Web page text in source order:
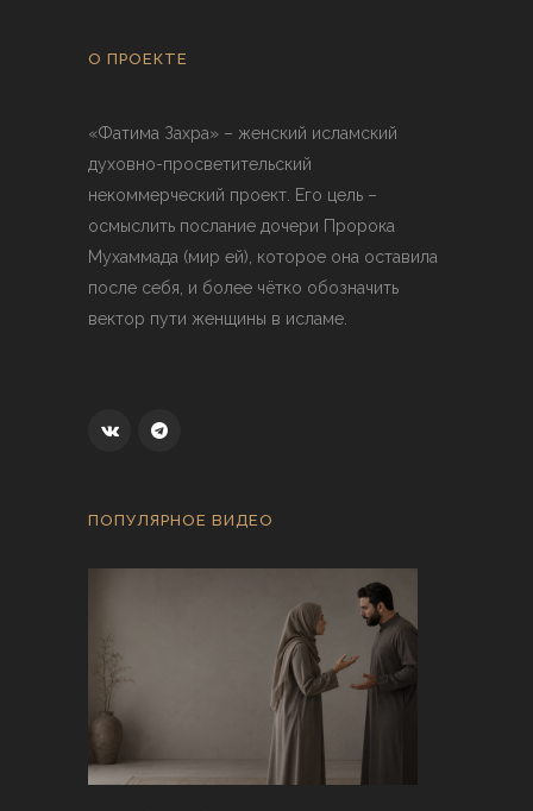
О ПРОЕКТЕ
«Фатима Захра» – женский исламский
духовно-просветительский
некоммерческий проект. Его цель –
осмыслить послание дочери Пророка
Мухаммада (мир ей), которое она оставила
после себя, и более чётко обозначить
вектор пути женщины в исламе.
ПОПУЛЯРНОЕ ВИДЕО